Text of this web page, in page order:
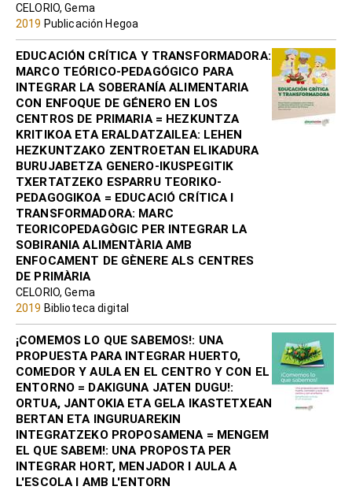
CELORIO, Gema
2019 Publicación Hegoa
EDUCACIÓN CRÍTICA Y TRANSFORMADORA:
MARCO TEÓRICO-PEDAGÓGICO PARA
INTEGRAR LA SOBERANÍA ALIMENTARIA
CON ENFOQUE DE GÉNERO EN LOS
CENTROS DE PRIMARIA = HEZKUNTZA
KRITIKOA ETA ERALDATZAILEA: LEHEN
HEZKUNTZAKO ZENTROETAN ELIKADURA
BURUJABETZA GENERO-IKUSPEGITIK
TXERTATZEKO ESPARRU TEORIKO-
PEDAGOGIKOA = EDUCACIÓ CRÍTICA I
TRANSFORMADORA: MARC
TEORICOPEDAGÒGIC PER INTEGRAR LA
SOBIRANIA ALIMENTÀRIA AMB
ENFOCAMENT DE GÈNERE ALS CENTRES
DE PRIMÀRIA
CELORIO, Gema
2019 Biblioteca digital
¡COMEMOS LO QUE SABEMOS!: UNA
PROPUESTA PARA INTEGRAR HUERTO,
COMEDOR Y AULA EN EL CENTRO Y CON EL
ENTORNO = DAKIGUNA JATEN DUGU!:
ORTUA, JANTOKIA ETA GELA IKASTETXEAN
BERTAN ETA INGURUAREKIN
INTEGRATZEKO PROPOSAMENA = MENGEM
EL QUE SABEM!: UNA PROPOSTA PER
INTEGRAR HORT, MENJADOR I AULA A
L'ESCOLA I AMB L'ENTORN